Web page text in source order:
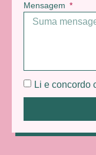
Mensagem
Li e concordo